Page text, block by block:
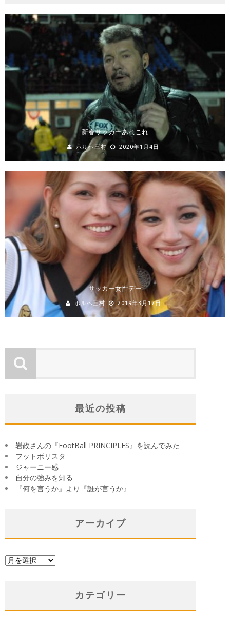
新春サッカーあれこれ
ホルヘ三村 2020年1月4日
サッカー女性デー
ホルヘ三村 2019年3月17日
最近の投稿
岩政さんの『FootBall PRINCIPLES』を読んでみた
フットボリスタ
ジャーニー感
自分の強みを知る
『何を言うか』より『誰が言うか』
アーカイブ
ア
カテゴリー